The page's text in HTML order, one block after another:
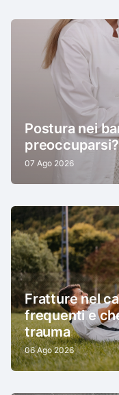
Postura nei
preoccuparsi?
07 Ago 2026
Fratture nel
frequenti e
trauma
06 Ago 2026